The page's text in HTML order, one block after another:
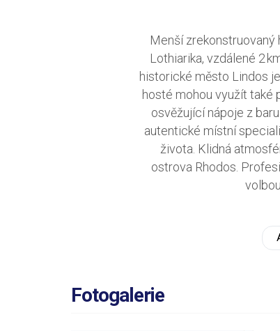
Menší
Lothiarika, vzdálené 2
historické město Lindos
hosté mohou využít také
osvěžující nápoje z
autentické místní
života. Klidná
ostrova Rhodos.
Fotogalerie